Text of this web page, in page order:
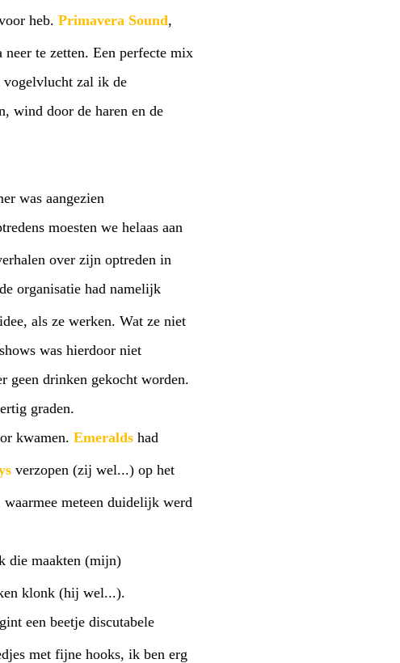
heb. Primavera Sound,
te zetten. Een perfecte mix
vogelvlucht zal ik de
wind door de haren en de
was aangezien
we helaas aan
over zijn optreden in
organisatie had namelijk
als ze werken. Wat ze niet
was hierdoor niet
geen drinken gekocht worden.
graden.
kwamen. Emeralds had
verzopen (zij wel...) op het
meteen duidelijk werd
die maakten (mijn)
klonk (hij wel...).
een beetje discutabele
met fijne hooks, ik ben erg